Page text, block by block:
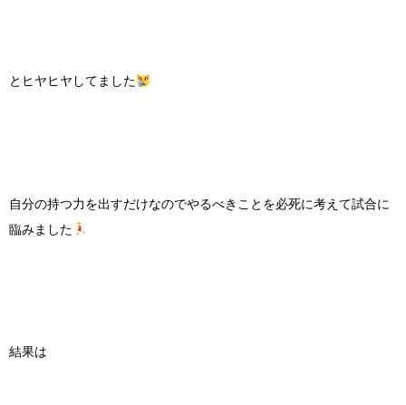
とヒヤヒヤしてました
自分の持つ力を出すだけなのでやるべきことを必死に考えて試合に
臨みました
結果は